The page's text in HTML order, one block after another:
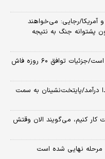
آمریکا/رجایی: می‌خواهند
پشتوانه جنگ به نتیجه
العربیه: توافق بازگشایی تنگه هرمز در راه است/جزئیات توافق ۶۰ روزه فاش
درآمد/پایتخت‌نشینان به سمت
کار کنیم، می‌گویند الان وقتش
مرحله نهایی شده است